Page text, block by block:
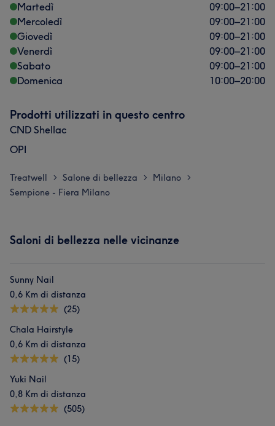
Martedì
09:00–21:00
Mercoledì
09:00–21:00
Giovedì
09:00–21:00
Venerdì
09:00–21:00
Sabato
09:00–21:00
Domenica
10:00–20:00
Prodotti utilizzati in questo centro
CND Shellac
OPI
Treatwell > Salone di bellezza > Milano >
Sempione - Fiera Milano
Saloni di bellezza nelle vicinanze
Sunny Nail
0,6 Km di distanza
(25)
Chala Hairstyle
0,6 Km di distanza
(15)
Yuki Nail
0,8 Km di distanza
(505)